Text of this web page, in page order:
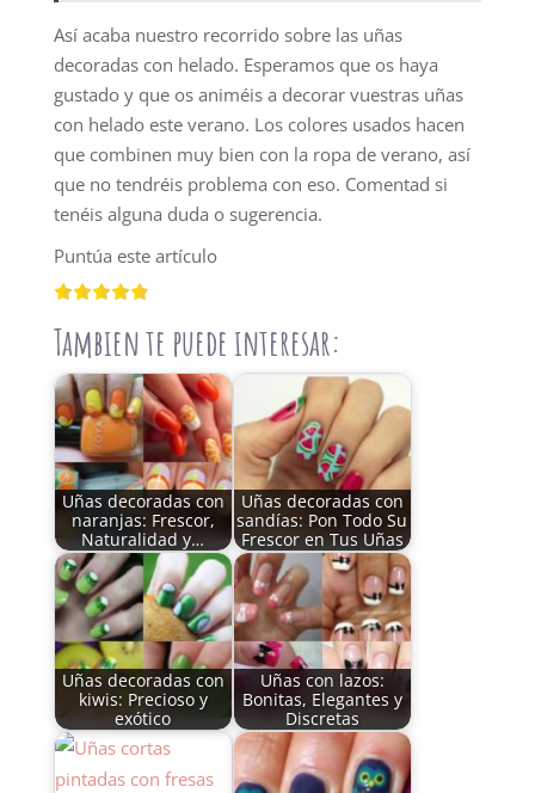
Así acaba nuestro recorrido sobre las uñas
decoradas con helado. Esperamos que os haya
gustado y que os animéis a decorar vuestras uñas
con helado este verano. Los colores usados hacen
que combinen muy bien con la ropa de verano, así
que no tendréis problema con eso. Comentad si
tenéis alguna duda o sugerencia.
Puntúa este artículo
Tambien te puede interesar:
Uñas decoradas con
naranjas: Frescor,
Naturalidad y…
Uñas decoradas con
sandías: Pon Todo Su
Frescor en Tus Uñas
Uñas decoradas con
kiwis: Precioso y
exótico
Uñas con lazos:
Bonitas, Elegantes y
Discretas